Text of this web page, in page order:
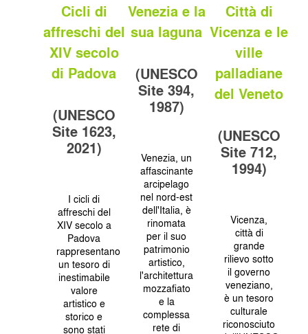
Cicli di
affreschi del
XIV secolo
di Padova
(UNESCO
Site 1623,
2021)
I cicli di
affreschi del
XIV secolo a
Padova
rappresentano
un tesoro di
inestimabile
valore
artistico e
storico e
sono stati
Venezia e la
sua laguna
(UNESCO
Site 394,
1987)
Venezia, un
affascinante
arcipelago
nel nord-est
dell'Italia, è
rinomata
per il suo
patrimonio
artistico,
l'architettura
mozzafiato
e la
complessa
rete di
Città di
Vicenza e le
ville
palladiane
del Veneto
(UNESCO
Site 712,
1994)
Vicenza,
città di
grande
rilievo sotto
il governo
veneziano,
è un tesoro
culturale
riconosciuto